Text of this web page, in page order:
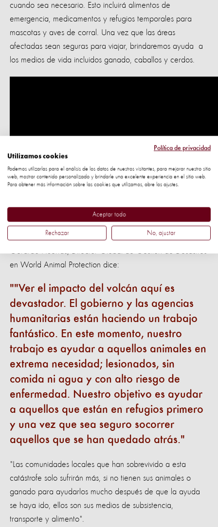
cuando sea necesario. Esto incluirá alimentos de
emergencia, medicamentos y refugios temporales para
mascotas y aves de corral. Una vez que las áreas
afectadas sean seguras para viajar, brindaremos ayuda a
los medios de vida incluidos ganado, caballos y cerdos.
en World Animal Protection dice:
"Ver el impacto del volcán aquí es
devastador. El gobierno y las agencias
humanitarias están haciendo un trabajo
fantástico. En este momento, nuestro
trabajo es ayudar a aquellos animales en
extrema necesidad; lesionados, sin
comida ni agua y con alto riesgo de
enfermedad. Nuestro objetivo es ayudar
a aquellos que están en refugios primero
y una vez que sea seguro socorrer
aquellos que se han quedado atrás.
"Las comunidades locales que han sobrevivido a esta
catástrofe solo sufrirán más, si no tienen sus animales o
ganado para ayudarlos mucho después de que la ayuda
se haya ido, ellos son sus medios de subsistencia,
transporte y alimento".
Política de privacidad
Utilizamos cookies
Podemos utilizarlas para el análisis de los datos de nuestros visitantes, para mejorar nuestro sitio
web, mostrar contenido personalizado y brindarle una excelente experiencia en el sitio web.
Para obtener más información sobre las cookies que utilizamos, abre los ajustes.
Aceptar todo
Rechazar No, ajustar